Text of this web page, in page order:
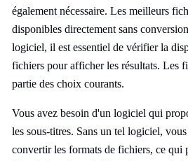
également nécessaire. Les meilleurs
disponibles directement sans
logiciel, il est essentiel de vérifier la
fichiers pour afficher les résultats. Les
partie des choix courants.
Vous avez besoin d'un logiciel qui
les sous-titres. Sans un tel logiciel,
convertir les formats de fichiers, ce qui